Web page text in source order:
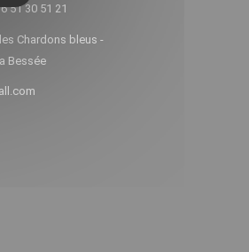
51 30 51 21
Chardons bleus -
Bessée